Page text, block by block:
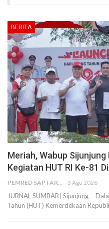
BERITA
Meriah, Wabup
Kegiatan HUT RI Ke-81
PEMRED SAPTARIUS 3 Agu 2026
JURNAL SUMBAR| Sijunjung -
Tahun (HUT) Kemerdekaan